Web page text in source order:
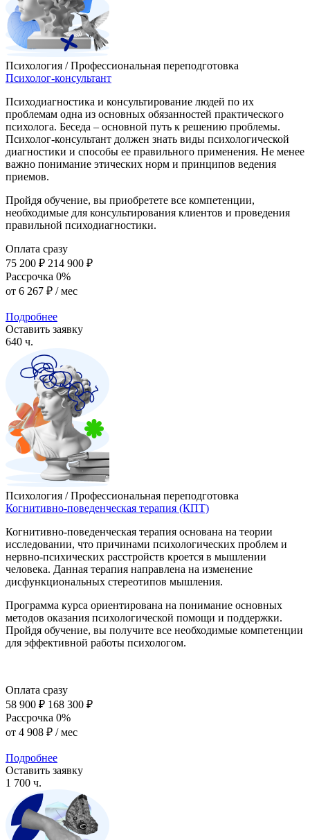
Психология / Профессиональная переподготовка
Психолог-консультант
Психодиагностика и консультирование людей по их
проблемам одна из основных обязанностей практического
психолога. Беседа – основной путь к решению проблемы.
Психолог-консультант должен знать виды психологической
диагностики и способы ее правильного применения. Не менее
важно понимание этических норм и принципов ведения
приемов.
Пройдя обучение, вы приобретете все компетенции,
необходимые для консультирования клиентов и проведения
правильной психодиагностики.
Оплата сразу
75 200 ₽ 214 900 ₽
Рассрочка 0%
от 6 267 ₽ / мес
Подробнее
Оставить заявку
640 ч.
Психология / Профессиональная переподготовка
Когнитивно-поведенческая терапия (КПТ)
Когнитивно-поведенческая терапия основана на теории
исследовании, что причинами психологических проблем и
нервно-психических расстройств кроется в мышлении
человека. Данная терапия направлена на изменение
дисфункциональных стереотипов мышления.
Программа курса ориентирована на понимание основных
методов оказания психологической помощи и поддержки.
Пройдя обучение, вы получите все необходимые компетенции
для эффективной работы психологом.
Оплата сразу
58 900 ₽ 168 300 ₽
Рассрочка 0%
от 4 908 ₽ / мес
Подробнее
Оставить заявку
1 700 ч.